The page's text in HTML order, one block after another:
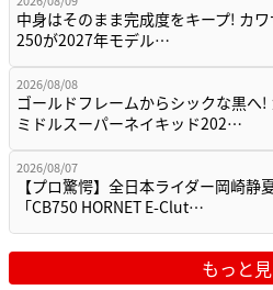
中身はそのまま完成度をキープ! カ
250が2027年モデル…
2026/08/08
ゴールドフレームからシックな黒へ!
ミドルスーパーネイキッド202…
2026/08/07
【プロ驚愕】全日本ライダー岡崎静
「CB750 HORNET E-Clut…
もっと